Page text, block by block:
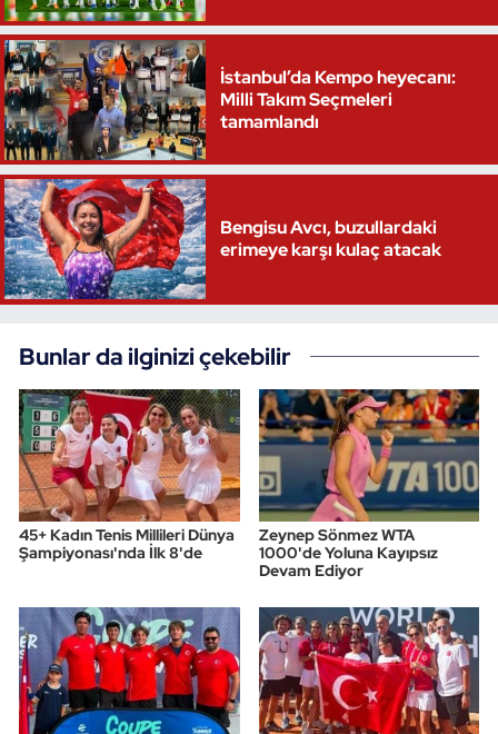
İstanbul’da Kempo heyecanı:
Milli Takım Seçmeleri
tamamlandı
Bengisu Avcı, buzullardaki
erimeye karşı kulaç atacak
Bunlar da ilginizi çekebilir
45+ Kadın Tenis Millileri Dünya
Şampiyonası'nda İlk 8'de
Zeynep Sönmez WTA
1000'de Yoluna Kayıpsız
Devam Ediyor